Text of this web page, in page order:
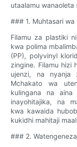
utaalamu wanaoleta
### 1. Muhtasari
Filamu za plastiki
kwa polima
(PP), polyvinyl
zingine. Filamu hizi
ujenzi, na nyanja
Mchakato wa
kulingana na
inayohitajika, na
kwa kawaida
kukidhi mahitaji
### 2.